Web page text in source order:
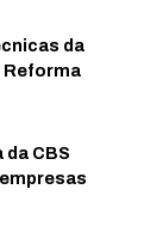
da
Reforma
da CBS